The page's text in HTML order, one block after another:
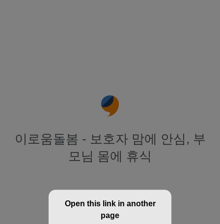
이로움돌봄 - 보호자 맘에 안심, 부
모님 몸에 휴식